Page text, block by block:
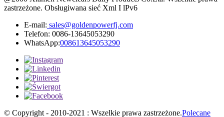
zastrzeżone. Obsługiwana sieć Xml I lPv6
E-mail: sales@goldenpowerfj.com
Telefon: 0086-13645053290
WhatsApp:008613645053290
© Copyright - 2010-2021 : Wszelkie prawa zastrzeżone.Polecane